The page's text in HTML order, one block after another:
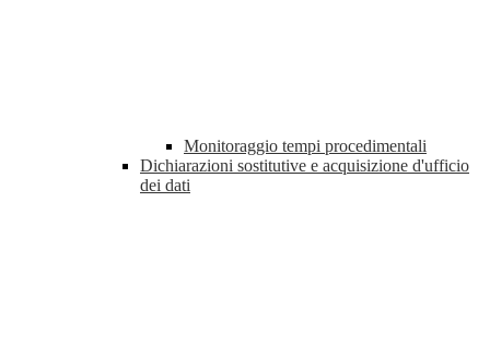
Monitoraggio tempi procedimentali
Dichiarazioni sostitutive e acquisizione d'ufficio
dei dati